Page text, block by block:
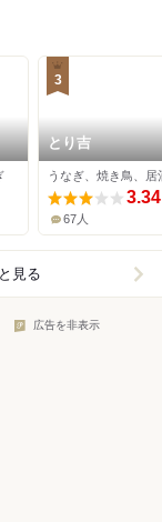
3
とり吉
うなぎ、焼き鳥、居
3.34
67人
見る
広告を非表示